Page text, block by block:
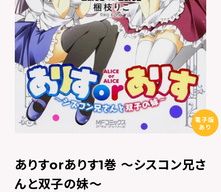
電子版
あり
ありすorありす1巻 ～シスコン兄さ
んと双子の妹～